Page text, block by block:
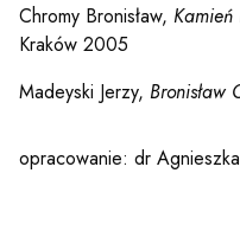
Chromy Bronisław,
Kraków 2005
Madeyski Jerzy, Bronisław
opracowanie: dr